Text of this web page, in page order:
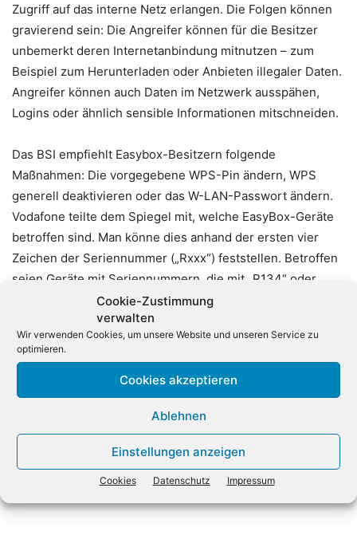
Cookie-Zustimmung
verwalten
Wir verwenden Cookies, um unsere Website und unseren Service zu
optimieren.
Cookies akzeptieren
Ablehnen
Einstellungen anzeigen
Cookies Datenschutz Impressum
Zugriff auf das interne Netz erlangen. Die Folgen können
gravierend sein: Die Angreifer können für die Besitzer
unbemerkt deren Internetanbindung mitnutzen – zum
Beispiel zum Herunterladen oder Anbieten illegaler Daten.
Angreifer können auch Daten im Netzwerk ausspähen,
Logins oder ähnlich sensible Informationen mitschneiden.
Das BSI empfiehlt Easybox-Besitzern folgende
Maßnahmen: Die vorgegebene WPS-Pin ändern, WPS
generell deaktivieren oder das W-LAN-Passwort ändern.
Vodafone teilte dem Spiegel mit, welche EasyBox-Geräte
betroffen sind. Man könne dies anhand der ersten vier
Zeichen der Seriennummer („Rxxx“) feststellen. Betroffen
seien Geräte mit Seriennummern, die mit „R134“ oder
kleiner beginnen, also auch R121, R034. Vodafone
entwickele nun eine neue Firmware für die älteren Boxen.
Europäischer Server-Markt
Freenet verlängert Deal mit